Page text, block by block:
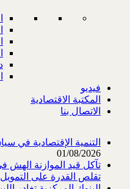
فيديو
المكتبة الاقتصادية
الاتصال بنا
التنمية الإقتصادية في
01/08/2026
تآكل قيد الموازنة الهش
تقلص القدرة على التمويل‎ (...